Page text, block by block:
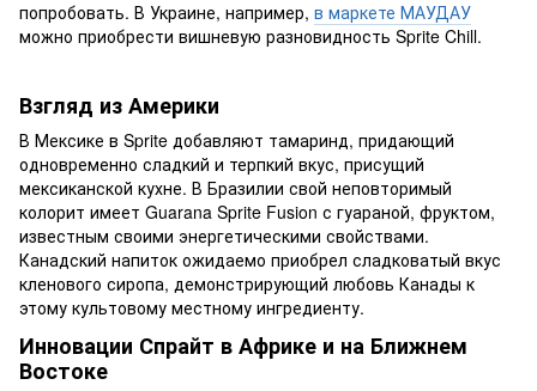
попробовать. В Украине, например, в маркете МАУДАУ
можно приобрести вишневую разновидность Sprite Chill.
Взгляд из Америки
В Мексике в Sprite добавляют тамаринд, придающий
одновременно сладкий и терпкий вкус, присущий
мексиканской кухне. В Бразилии свой неповторимый
колорит имеет Guarana Sprite Fusion с гуараной, фруктом,
известным своими энергетическими свойствами.
Канадский напиток ожидаемо приобрел сладковатый вкус
кленового сиропа, демонстрирующий любовь Канады к
этому культовому местному ингредиенту.
Инновации Спрайт в Африке и на Ближнем
Востоке